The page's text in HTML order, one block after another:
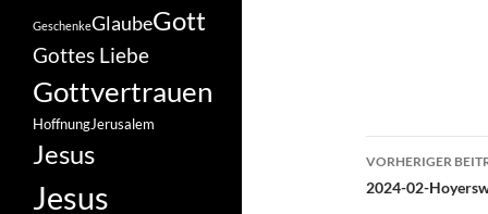
VORHERIGER
2024-02-
GeschenkeGlaubeGott
Gottes Liebe
Gottvertrauen
HoffnungJerusalem
Jesus
Jesus